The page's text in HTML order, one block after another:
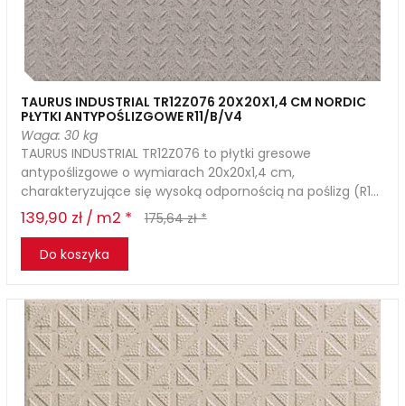
TAURUS INDUSTRIAL TR12Z076 20X20X1,4 CM NORDIC
PŁYTKI ANTYPOŚLIZGOWE R11/B/V4
Waga: 30 kg
TAURUS INDUSTRIAL TR12Z076 to płytki gresowe
antypoślizgowe o wymiarach 20x20x1,4 cm,
charakteryzujące się wysoką odpornością na poślizg (R1...
139,90 zł / m2 *
175,64 zł *
Do koszyka